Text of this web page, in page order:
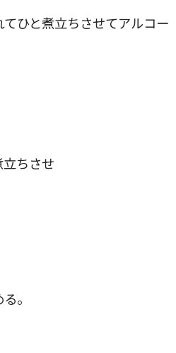
ひと煮立ちさせてアルコー
ちさせ
。